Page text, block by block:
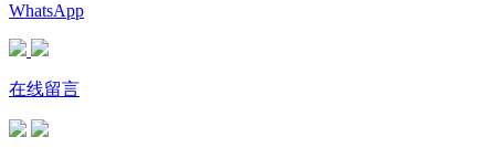
WhatsApp
在线留言